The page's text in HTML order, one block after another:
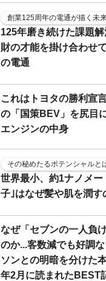
創業125周年の電通が描く未
125年磨き続けた課題
財の才能を掛け合わせ
の電通
これはトヨタの勝利宣
の「国策BEV」を尻目
エンジンの中身
その秘めたるポテンシャルと
世界最小、約1ナノメー
子｣はなぜ髪や肌を潤す
なぜ「セブンの一人負
のか...客数減でも好調
ソンとの明暗を分けた
年2月に読まれたBEST